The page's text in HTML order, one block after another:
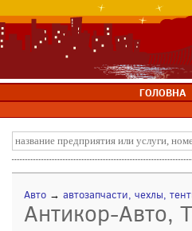
ГОЛОВНА
Авто → автозапчасти, чехлы,
Антикор-Авто,